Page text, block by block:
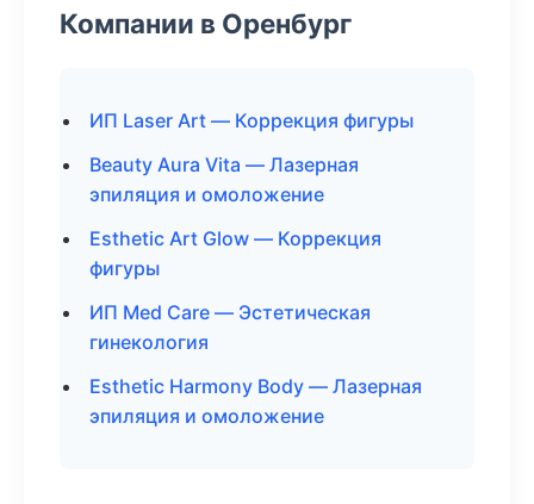
Компании в Оренбург
ИП Laser Art — Коррекция фигуры
Beauty Aura Vita — Лазерная
эпиляция и омоложение
Esthetic Art Glow — Коррекция
фигуры
ИП Med Care — Эстетическая
гинекология
Esthetic Harmony Body — Лазерная
эпиляция и омоложение